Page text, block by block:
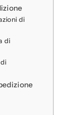
di
di